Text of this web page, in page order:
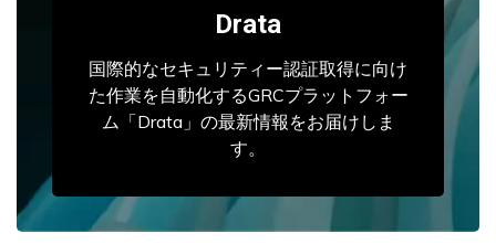
Drata
国際的なセキュリティー認証取得に向け
た作業を自動化するGRCプラットフォー
ム「Drata」の最新情報をお届けしま
す。